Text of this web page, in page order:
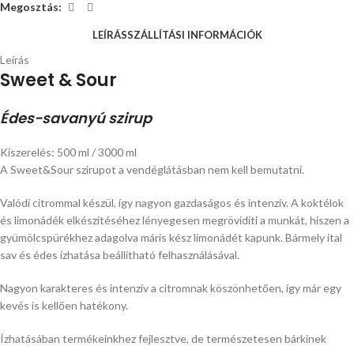
Megosztás:
LEÍRÁSSZÁLLÍTÁSI INFORMÁCIÓK
Leírás
Sweet & Sour
Édes-savanyú szirup
Kiszerelés: 500 ml / 3000 ml
A Sweet&Sour szirupot a vendéglátásban nem kell bemutatni.
Valódi citrommal készül, így nagyon gazdaságos és intenzív. A koktélok
és limonádék elkészítéséhez lényegesen megrövidíti a munkát, hiszen a
gyümölcspürékhez adagolva máris kész limonádét kapunk. Bármely ital
sav és édes ízhatása beállítható felhasználásával.
Nagyon karakteres és intenzív a citromnak köszönhetően, így már egy
kevés is kellően hatékony.
Ízhatásában termékeinkhez fejlesztve, de természetesen bárkinek